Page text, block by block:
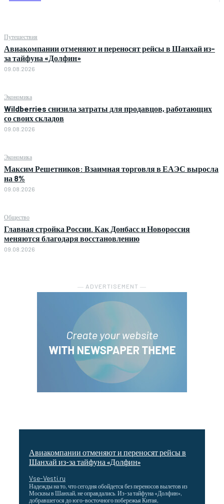
Путешествия
Авиакомпании отменяют и переносят рейсы в Шанхай из-
за тайфуна «Долфин»
09.08.2026
Экономика
Wildberries снизила затраты для продавцов, работающих
со своих складов
09.08.2026
Экономика
Максим Решетников: Взаимная торговля в ЕАЭС выросла
на 8%
09.08.2026
Общество
Главная стройка России. Как Донбасс и Новороссия
меняются благодаря восстановлению
09.08.2026
― ADVERTISEMENT ―
Авиакомпании отменяют и переносят рейсы в
Шанхай из-за тайфуна «Долфин»
Vse-Vesti.ru
Надежды на то, что сегодня обойдется без переносов вылетов из
Москвы в Шанхай, не оправдались. Из-за тайфуна «Долфин»,
добравшегося до юго-восточного побережья Китая,